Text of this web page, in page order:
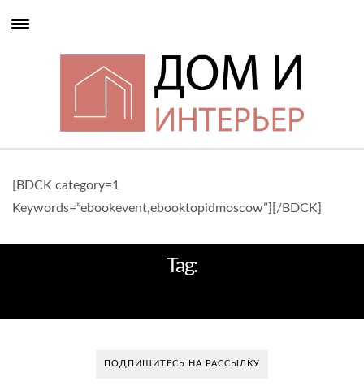
[BDCK category=1
Keywords=”ebookevent,ebooktopidmoscow”][/BDCK]
Tag:
ПОДПИШИТЕСЬ НА РАССЫЛКУ